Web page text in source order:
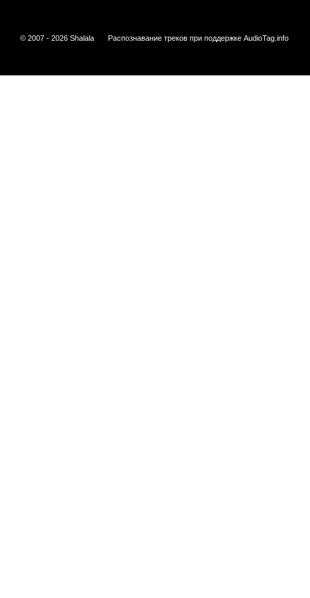
© 2007 - 2026 Shalala Распознавание треков при поддержке AudioTag.info